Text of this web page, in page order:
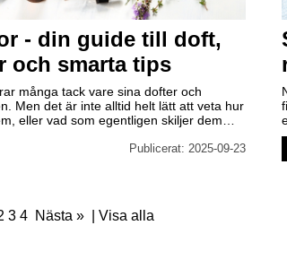
- din guide till doft,
och smarta tips
många tack vare sina dofter och
Men det är inte alltid helt lätt att veta hur
eller vad som egentligen skiljer dem
på några av de vanligaste frågorna – på
sätt.
Publicerat: 2025-09-23
3 4 Nästa » Visa alla